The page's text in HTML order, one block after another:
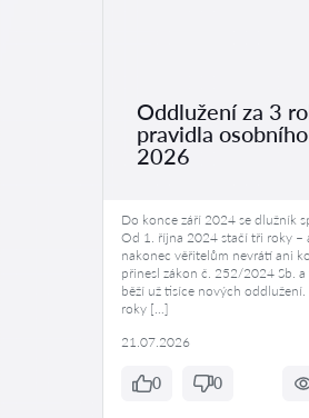
Oddlužení za 3
pravidla
2026
Do konce září 2024 se dlužník
Od 1. října 2024 stačí tři roky –
nakonec věřitelům nevrátí ani
přinesl zákon č. 252/2024 Sb.
běží už tisíce nových oddlužení.
roky […]
21.07.2026
0 0